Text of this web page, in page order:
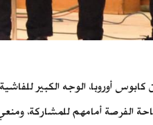
أوروبا، الوجه الكبير
الفرصة أمامهم للمشاركة،